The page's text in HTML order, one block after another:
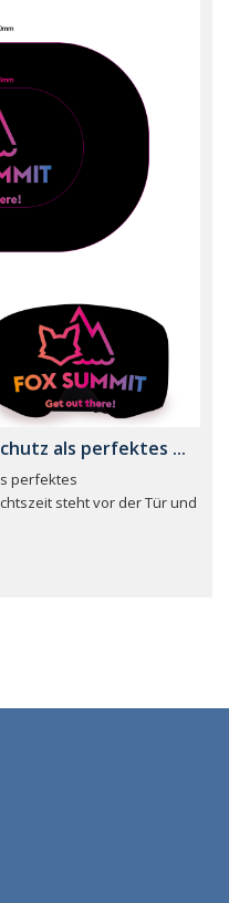
als perfektes ...
perfektes
steht vor der Tür und